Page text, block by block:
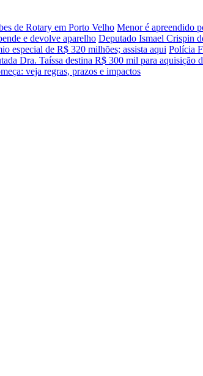
de Rotary em Porto Velho Menor é apreendido
e devolve aparelho Deputado Ismael Crispin
especial de R$ 320 milhões; assista aqui Polícia
Dra. Taíssa destina R$ 300 mil para aquisição
veja regras, prazos e impactos